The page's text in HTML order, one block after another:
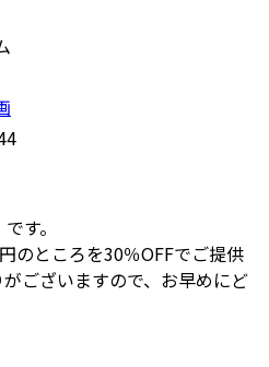
す。
のところを30％OFFでご提供
ございますので、お早めにど